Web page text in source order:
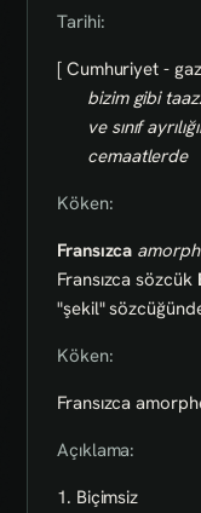
Tarihi:
[ Cumhuriyet -
bizim gibi
ve sınıf
cemaatlerde
Köken:
Fransızca
Fransızca sözcük
"şekil"
Köken:
Fransızca
Açıklama:
1. Biçimsiz